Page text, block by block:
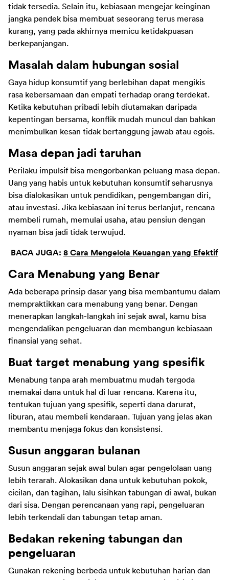
tidak tersedia. Selain itu, kebiasaan mengejar keinginan
jangka pendek bisa membuat seseorang terus merasa
kurang, yang pada akhirnya memicu ketidakpuasan
berkepanjangan.
Masalah dalam hubungan sosial
Gaya hidup konsumtif yang berlebihan dapat mengikis
rasa kebersamaan dan empati terhadap orang terdekat.
Ketika kebutuhan pribadi lebih diutamakan daripada
kepentingan bersama, konflik mudah muncul dan bahkan
menimbulkan kesan tidak bertanggung jawab atau egois.
Masa depan jadi taruhan
Perilaku impulsif bisa mengorbankan peluang masa depan.
Uang yang habis untuk kebutuhan konsumtif seharusnya
bisa dialokasikan untuk pendidikan, pengembangan diri,
atau investasi. Jika kebiasaan ini terus berlanjut, rencana
membeli rumah, memulai usaha, atau pensiun dengan
nyaman bisa jadi tidak terwujud.
BACA JUGA: 8 Cara Mengelola Keuangan yang Efektif
Cara Menabung yang Benar
Ada beberapa prinsip dasar yang bisa membantumu dalam
mempraktikkan cara menabung yang benar. Dengan
menerapkan langkah-langkah ini sejak awal, kamu bisa
mengendalikan pengeluaran dan membangun kebiasaan
finansial yang sehat.
Buat target menabung yang spesifik
Menabung tanpa arah membuatmu mudah tergoda
memakai dana untuk hal di luar rencana. Karena itu,
tentukan tujuan yang spesifik, seperti dana darurat,
liburan, atau membeli kendaraan. Tujuan yang jelas akan
membantu menjaga fokus dan konsistensi.
Susun anggaran bulanan
Susun anggaran sejak awal bulan agar pengelolaan uang
lebih terarah. Alokasikan dana untuk kebutuhan pokok,
cicilan, dan tagihan, lalu sisihkan tabungan di awal, bukan
dari sisa. Dengan perencanaan yang rapi, pengeluaran
lebih terkendali dan tabungan tetap aman.
Bedakan rekening tabungan dan
pengeluaran
Gunakan rekening berbeda untuk kebutuhan harian dan